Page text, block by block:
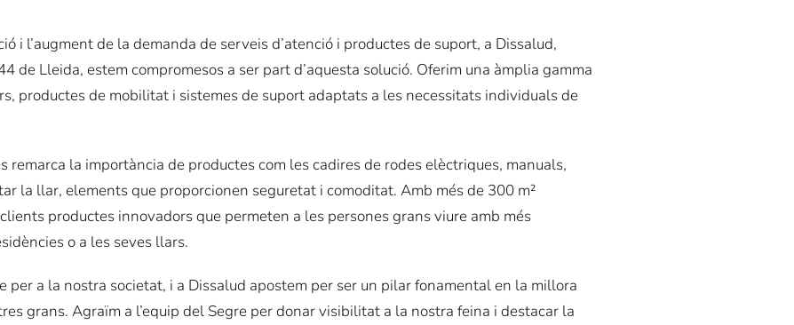
i l’augment de la demanda de serveis d’atenció i productes de suport, a Dissalud,
de Lleida, estem compromesos a ser part d’aquesta solució. Oferim una àmplia gamma
productes de mobilitat i sistemes de suport adaptats a les necessitats individuals de
remarca la importància de productes com les cadires de rodes elèctriques, manuals,
la llar, elements que proporcionen seguretat i comoditat. Amb més de 300 m²
productes innovadors que permeten a les persones grans viure amb més
o a les seves llars.
per a la nostra societat, i a Dissalud apostem per ser un pilar fonamental en la millora
grans. Agraïm a l’equip del Segre per donar visibilitat a la nostra feina i destacar la